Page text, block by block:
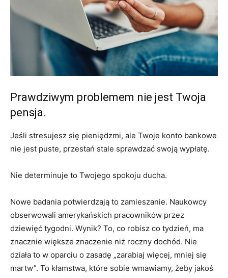
Prawdziwym problemem nie jest Twoja
pensja.
Jeśli stresujesz się pieniędzmi, ale Twoje konto bankowe
nie jest puste, przestań stale sprawdzać swoją wypłatę.
Nie determinuje to Twojego spokoju ducha.
Nowe badania potwierdzają to zamieszanie. Naukowcy
obserwowali amerykańskich pracowników przez
dziewięć tygodni. Wynik? To, co robisz co tydzień, ma
znacznie większe znaczenie niż roczny dochód. Nie
działa to w oparciu o zasadę „zarabiaj więcej, mniej się
martw”. To kłamstwa, które sobie wmawiamy, żeby jakoś